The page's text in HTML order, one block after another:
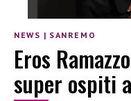
NEWS | SANREMO
Eros
super ospiti